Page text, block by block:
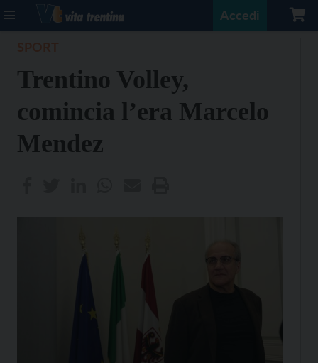
Accedi
Trentino Volley,
comincia l’era Marcelo
Mendez